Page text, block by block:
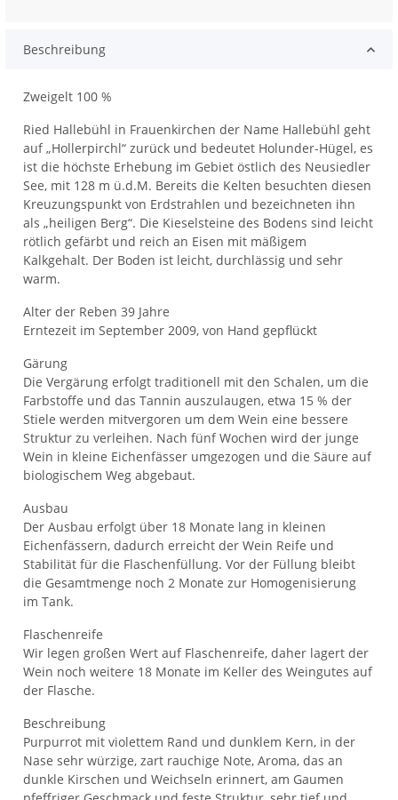
Beschreibung
Zweigelt 100 %
Ried Hallebühl in Frauenkirchen der Name Hallebühl geht
auf „Hollerpirchl“ zurück und bedeutet Holunder-Hügel, es
ist die höchste Erhebung im Gebiet östlich des Neusiedler
See, mit 128 m ü.d.M. Bereits die Kelten besuchten diesen
Kreuzungspunkt von Erdstrahlen und bezeichneten ihn
als „heiligen Berg“. Die Kieselsteine des Bodens sind leicht
rötlich gefärbt und reich an Eisen mit mäßigem
Kalkgehalt. Der Boden ist leicht, durchlässig und sehr
warm.
Alter der Reben 39 Jahre
Erntezeit im September 2009, von Hand gepflückt
Gärung
Die Vergärung erfolgt traditionell mit den Schalen, um die
Farbstoffe und das Tannin auszulaugen, etwa 15 % der
Stiele werden mitvergoren um dem Wein eine bessere
Struktur zu verleihen. Nach fünf Wochen wird der junge
Wein in kleine Eichenfässer umgezogen und die Säure auf
biologischem Weg abgebaut.
Ausbau
Der Ausbau erfolgt über 18 Monate lang in kleinen
Eichenfässern, dadurch erreicht der Wein Reife und
Stabilität für die Flaschenfüllung. Vor der Füllung bleibt
die Gesamtmenge noch 2 Monate zur Homogenisierung
im Tank.
Flaschenreife
Wir legen großen Wert auf Flaschenreife, daher lagert der
Wein noch weitere 18 Monate im Keller des Weingutes auf
der Flasche.
Beschreibung
Purpurrot mit violettem Rand und dunklem Kern, in der
Nase sehr würzige, zart rauchige Note, Aroma, das an
dunkle Kirschen und Weichseln erinnert, am Gaumen